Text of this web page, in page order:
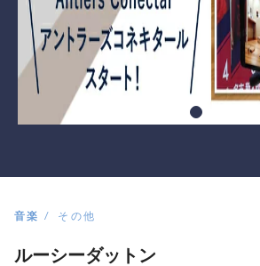
音楽 その他
ルーシーダットン